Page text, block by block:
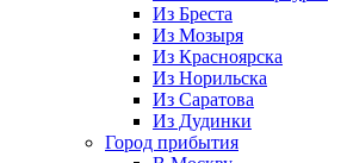
Из Бреста
Из Мозыря
Из Красноярска
Из Норильска
Из Саратова
Из Дудинки
Город прибытия